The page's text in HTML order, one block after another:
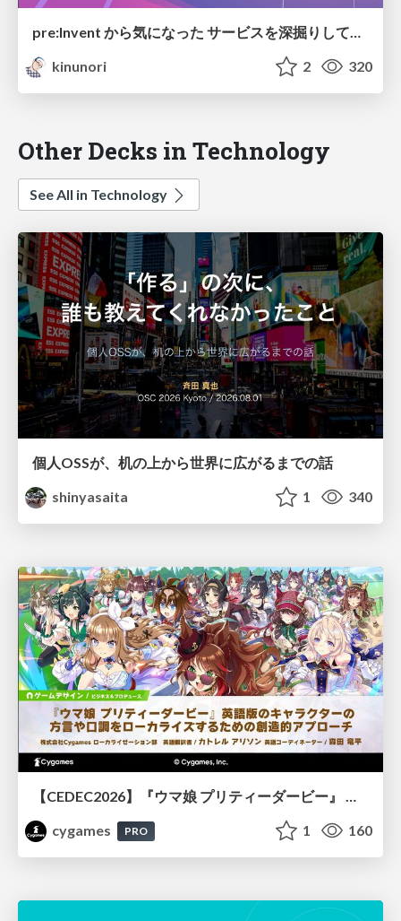
pre:Invent から気になった サービスを深掘りしてみる - ECS 予測スケーリング編 / ECS-predictive-scaling
kinunori
2 320
Other Decks in Technology
See All in Technology
個人OSSが、机の上から世界に広がるまでの話
shinyasaita
1 340
【CEDEC2026】『ウマ娘 プリティーダービー』 英語版のキャラクターの方言や口調をローカライズするための創造的アプローチ
cygames
PRO 1 160